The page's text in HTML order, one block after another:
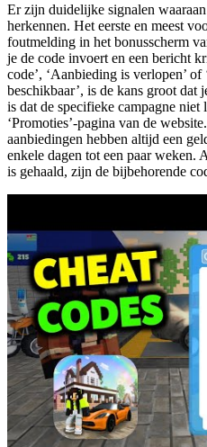
Er zijn duidelijke signalen
herkennen. Het eerste en meest
foutmelding in het bonusscherm
je de code invoert en een bericht
code’, ‘Aanbieding is verlopen’
beschikbaar’, is de kans groot dat
is dat de specifieke campagne niet
‘Promoties’-pagina van de
aanbiedingen hebben altijd een
enkele dagen tot een paar weken.
is gehaald, zijn de bijbehorende